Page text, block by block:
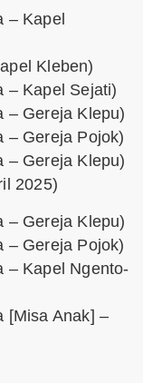
– Kapel
Kleben)
– Kapel Sejati)
– Gereja Klepu)
– Gereja Pojok)
– Gereja Klepu)
2025)
– Gereja Klepu)
– Gereja Pojok)
– Kapel Ngento-
[Misa Anak] –